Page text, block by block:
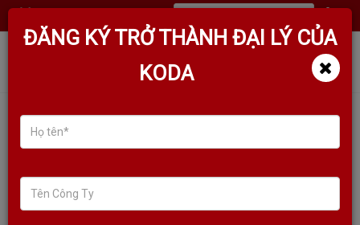
MICRO KHÔNG DÂY KODA SM12
(2022) VUA PHÂN KHÚC RẺ, TÍCH
HỢP PIN SẠC
ĐĂNG KÝ TRỞ THÀNH ĐẠI LÝ CỦA
KODA